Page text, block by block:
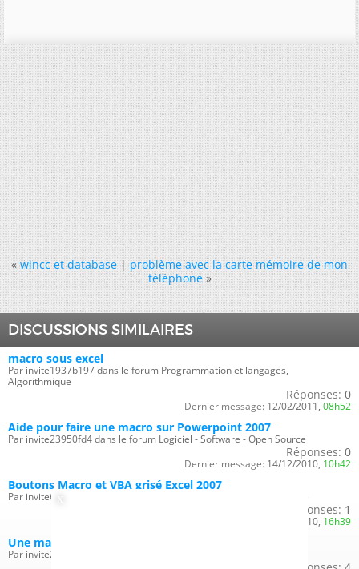
« wincc et database|problème avec la carte mémoire de mon
téléphone »
DISCUSSIONS SIMILAIRES
macro sous excel
Par invite1937b197 dans le forum Programmation et langages,
Algorithmique
Réponses: 0
Dernier message: 12/02/2011, 08h52
Aide pour faire une macro sur Powerpoint 2007
Par invite23950fd4 dans le forum Logiciel - Software - Open Source
Réponses: 0
Dernier message: 14/12/2010, 10h42
Boutons Macro et VBA grisé Excel 2007
Par invite66300359 dans le forum Logiciel - Software - Open Source
Réponses: 1
09/08/2010, 16h39
Une macro me bogue une feuille Excel.
Par invite21ebfc9b dans le forum Logiciel - Software - Open Source